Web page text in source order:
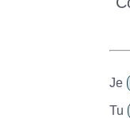
Je
Tu